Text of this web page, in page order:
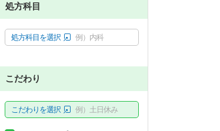
処方科目
処方科目を選択 例）内科
こだわり
こだわりを選択 例）土日休み